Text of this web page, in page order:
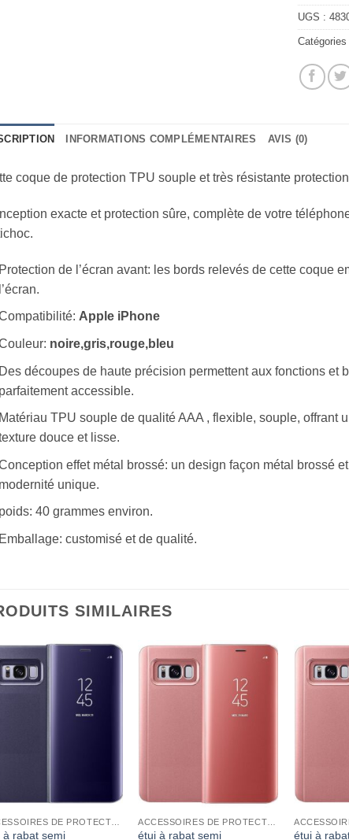
UGS :
INFORMATIONS COMPLÉMENTAIRES AVIS (0)
coque de protection TPU souple et très résistante
exacte et protection sûre, complète de votre
Protection de l’écran avant: les bords relevés de cette coque
l’écran.
Apple iPhone
noire,gris,rouge,bleu
Des découpes de haute précision permettent aux fonctions et
parfaitement accessible.
Matériau TPU souple de qualité AAA , flexible, souple, offrant
douce et lisse.
effet métal brossé: un design façon métal brossé
modernité unique.
poids: 40 grammes environ.
Emballage: customisé et de qualité.
SIMILAIRES
à rabat semi
étui à rabat semi
étui à